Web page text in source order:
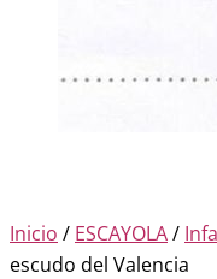
Inicio / ESCAYOLA/
escudo del Valencia